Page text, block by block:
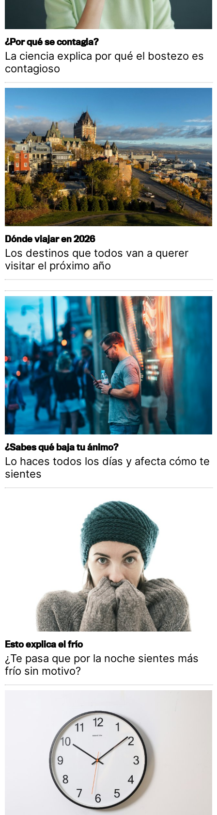
¿Por qué se contagia?
La ciencia explica por qué el bostezo es
contagioso
Dónde viajar en 2026
Los destinos que todos van a querer
visitar el próximo año
¿Sabes qué baja tu ánimo?
Lo haces todos los días y afecta cómo te
sientes
Esto explica el frío
¿Te pasa que por la noche sientes más
frío sin motivo?